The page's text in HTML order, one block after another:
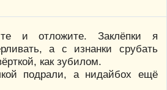
и отложите. Заклёпки я
а с изнанки срубать
как зубилом.
подрали, а нидайбох ещё